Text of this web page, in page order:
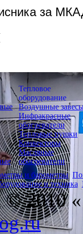
за
Тепловое
оборудование
Воздушные
Инфракрасные
обогреватели
Тепловые пушки
Конвекторы
Масляные
обогреватели
и барометры
и техника
© 2010 «